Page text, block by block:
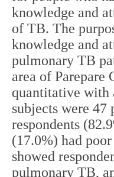
knowledge and
of TB. The
knowledge and
pulmonary TB
area of Parepare
quantitative with
subjects were 47
respondents
(17.0%) had
showed
pulmonary TB,